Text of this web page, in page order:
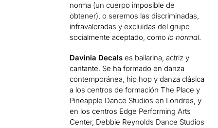
norma (un cuerpo imposible de
obtener), o seremos las discriminadas,
infravaloradas y excluidas del grupo
socialmente aceptado, comolo normal.
Davinia Decals es bailarina, actriz y
cantante. Se ha formado en danza
contemporánea, hip hop y danza clásica
a los centros de formación The Place y
Pineapple Dance Studios en Londres, y
en los centros Edge Performing Arts
Center, Debbie Reynolds Dance Studios